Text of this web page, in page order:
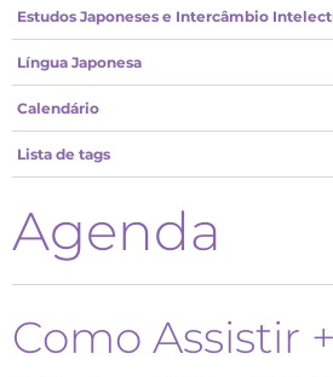
Estudos Japoneses e Intercâmbio
Língua Japonesa
Calendário
Lista de tags
Agenda
Como Assistir